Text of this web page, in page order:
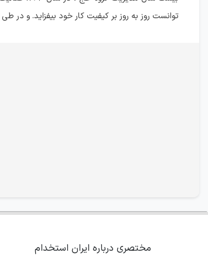
توانست روز به روز بر کیفیت کار خود بیفزاید. و در طی
مختصری درباره ایران استخدام